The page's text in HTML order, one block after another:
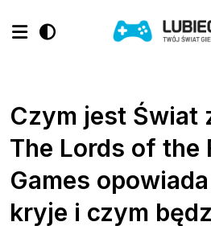
Czym jest Świat
The Lords of the
Games
kryje i czym